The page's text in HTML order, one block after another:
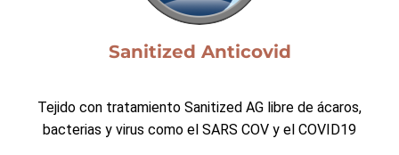
Sanitized Anticovid
Tejido con tratamiento Sanitized AG libre de ácaros,
bacterias y virus como el SARS COV y el COVID19